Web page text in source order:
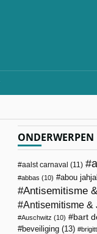
ONDERWERPEN
aalst carnaval (11)
abbas (10) abou
Antisemitisme
Antisemitisme &
Auschwitz (10) bart
beveiliging (13)